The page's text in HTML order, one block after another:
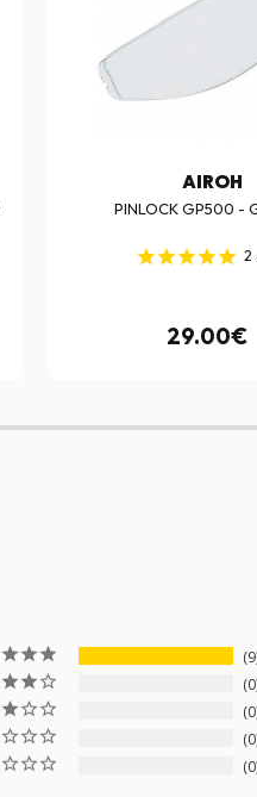
AIROH
PINLOCK GP500 -
2
29.00€
9
0
0
0
0